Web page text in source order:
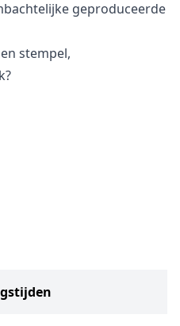
geproduceerde
stempel,